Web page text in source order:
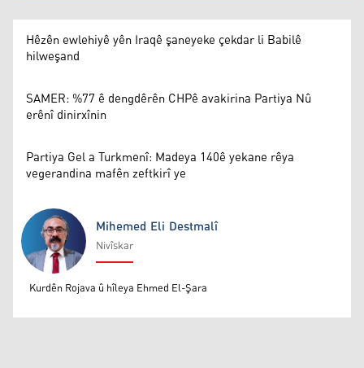
Hêzên ewlehiyê yên Iraqê şaneyeke çekdar li Babilê
hilweşand
SAMER: %77 ê dengdêrên CHPê avakirina Partiya Nû
erênî dinirxînin
Partiya Gel a Turkmenî: Madeya 140ê yekane rêya
vegerandina mafên zeftkirî ye
Mihemed Eli Destmalî
Mihemed Eli Destmalî
Nivîskar
Kurdên Rojava û hîleya Ehmed El-Şara